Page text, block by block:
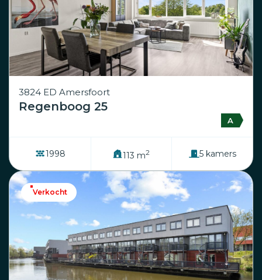
3824 ED Amersfoort
Regenboog 25
A
1998 113 m2 5 kamers
Verkocht